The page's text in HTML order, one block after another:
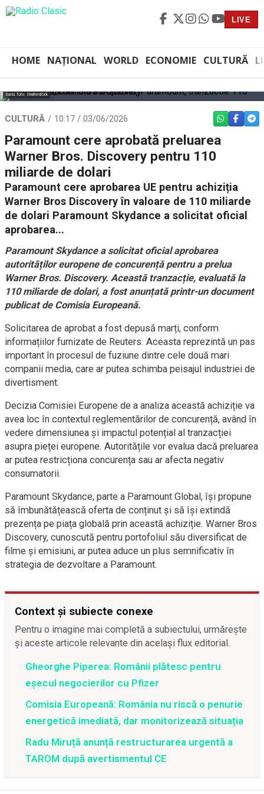
LIVE
HOME NAȚIONAL WORLD ECONOMIE CULTURĂ
Sursă foto: Shutterstock
CULTURĂ 10:17 / 03/06/2026 WHATSAPP
Paramount cere aprobată preluarea
Warner Bros. Discovery pentru 110
miliarde de dolari
Paramount cere aprobarea UE pentru achiziția
Warner Bros Discovery în valoare de 110 miliarde
de dolari Paramount Skydance a solicitat oficial
aprobarea...
Paramount Skydance a solicitat oficial aprobarea
autorităților europene de concurență pentru a prelua
Warner Bros. Discovery. Această tranzacție, evaluată la
110 miliarde de dolari, a fost anunțată printr-un document
publicat de Comisia Europeană.
Solicitarea de aprobat a fost depusă marți, conform
informațiilor furnizate de Reuters. Aceasta reprezintă un pas
important în procesul de fuziune dintre cele două mari
companii media, care ar putea schimba peisajul industriei de
divertisment.
Decizia Comisiei Europene de a analiza această achiziție va
avea loc în contextul reglementărilor de concurență, având în
vedere dimensiunea și impactul potențial al tranzacției
asupra pieței europene. Autoritățile vor evalua dacă preluarea
ar putea restricționa concurența sau ar afecta negativ
consumatorii.
Paramount Skydance, parte a Paramount Global, își propune
să îmbunătățească oferta de conținut și să își extindă
prezența pe piața globală prin această achiziție. Warner Bros
Discovery, cunoscută pentru portofoliul său diversificat de
filme și emisiuni, ar putea aduce un plus semnificativ în
strategia de dezvoltare a Paramount.
Context și subiecte conexe
Pentru o imagine mai completă a subiectului, urmărește
și aceste articole relevante din același flux editorial.
Gheorghe Piperea: Românii plătesc pentru
eșecul negocierilor cu Pfizer
Comisia Europeană: România nu riscă o penurie
energetică imediată, dar monitorizează situația
Radu Miruță anunță restructurarea urgentă a
TAROM după avertismentul CE